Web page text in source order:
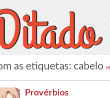
as etiquetas: cabelo
Provérbios